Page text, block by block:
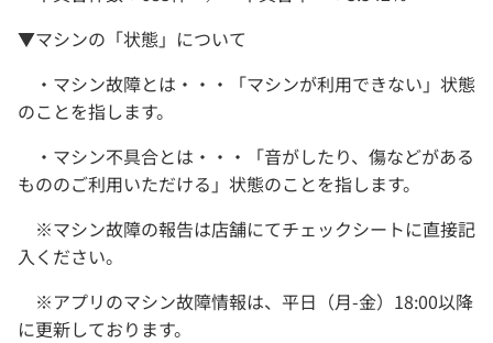
▼マシンの「状態」について
・マシン故障とは・・・「マシンが利用できない」状態
のことを指します。
・マシン不具合とは・・・「音がしたり、傷などがある
もののご利用いただける」状態のことを指します。
※マシン故障の報告は店舗にてチェックシートに直接記
入ください。
※アプリのマシン故障情報は、平日（月-金）18:00以降
に更新しております。